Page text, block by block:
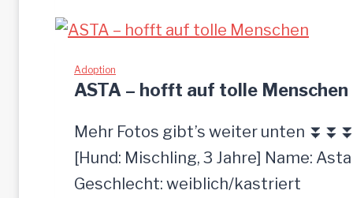
Hündin,52
Adoption
ASTA – hofft auf tolle Menschen
Mehr Fotos gibt’s weiter unten
[Hund: Mischling, 3 Jahre] Name: Asta
Geschlecht: weiblich/kastriert